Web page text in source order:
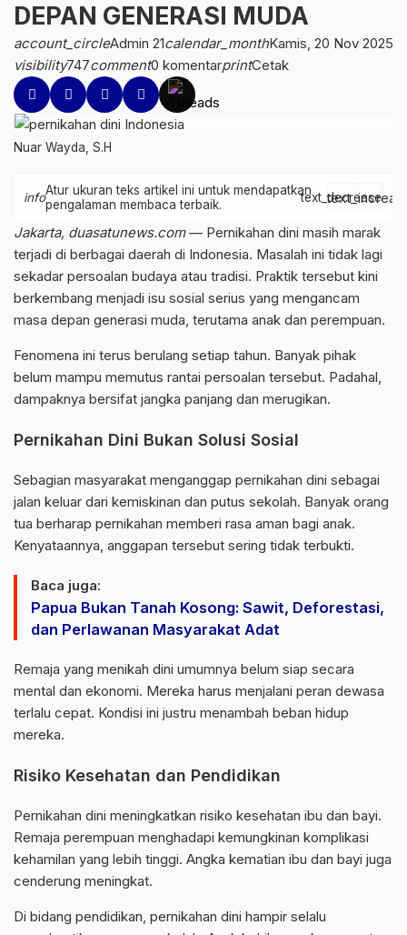
DEPAN GENERASI MUDA
account_circleAdmin 21calendar_monthKamis, 20 Nov 2025
visibility747comment0 komentarprintCetak
Nuar Wayda, S.H
infoAtur ukuran teks artikel ini untuk mendapatkan
pengalaman membaca terbaik.
text_decrease
Jakarta, duasatunews.com— Pernikahan dini masih marak
terjadi di berbagai daerah di Indonesia. Masalah ini tidak lagi
sekadar persoalan budaya atau tradisi. Praktik tersebut kini
berkembang menjadi isu sosial serius yang mengancam
masa depan generasi muda, terutama anak dan perempuan.
Fenomena ini terus berulang setiap tahun. Banyak pihak
belum mampu memutus rantai persoalan tersebut. Padahal,
dampaknya bersifat jangka panjang dan merugikan.
Pernikahan Dini Bukan Solusi Sosial
Sebagian masyarakat menganggap pernikahan dini sebagai
jalan keluar dari kemiskinan dan putus sekolah. Banyak orang
tua berharap pernikahan memberi rasa aman bagi anak.
Kenyataannya, anggapan tersebut sering tidak terbukti.
Baca juga:
Papua Bukan Tanah Kosong: Sawit, Deforestasi,
dan Perlawanan Masyarakat Adat
Remaja yang menikah dini umumnya belum siap secara
mental dan ekonomi. Mereka harus menjalani peran dewasa
terlalu cepat. Kondisi ini justru menambah beban hidup
mereka.
Risiko Kesehatan dan Pendidikan
Pernikahan dini meningkatkan risiko kesehatan ibu dan bayi.
Remaja perempuan menghadapi kemungkinan komplikasi
kehamilan yang lebih tinggi. Angka kematian ibu dan bayi juga
cenderung meningkat.
Di bidang pendidikan, pernikahan dini hampir selalu